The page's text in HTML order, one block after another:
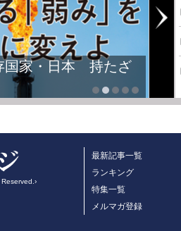
国家・日本 持たざ
最新記事一覧
ランキング
特集一覧
メルマガ登録